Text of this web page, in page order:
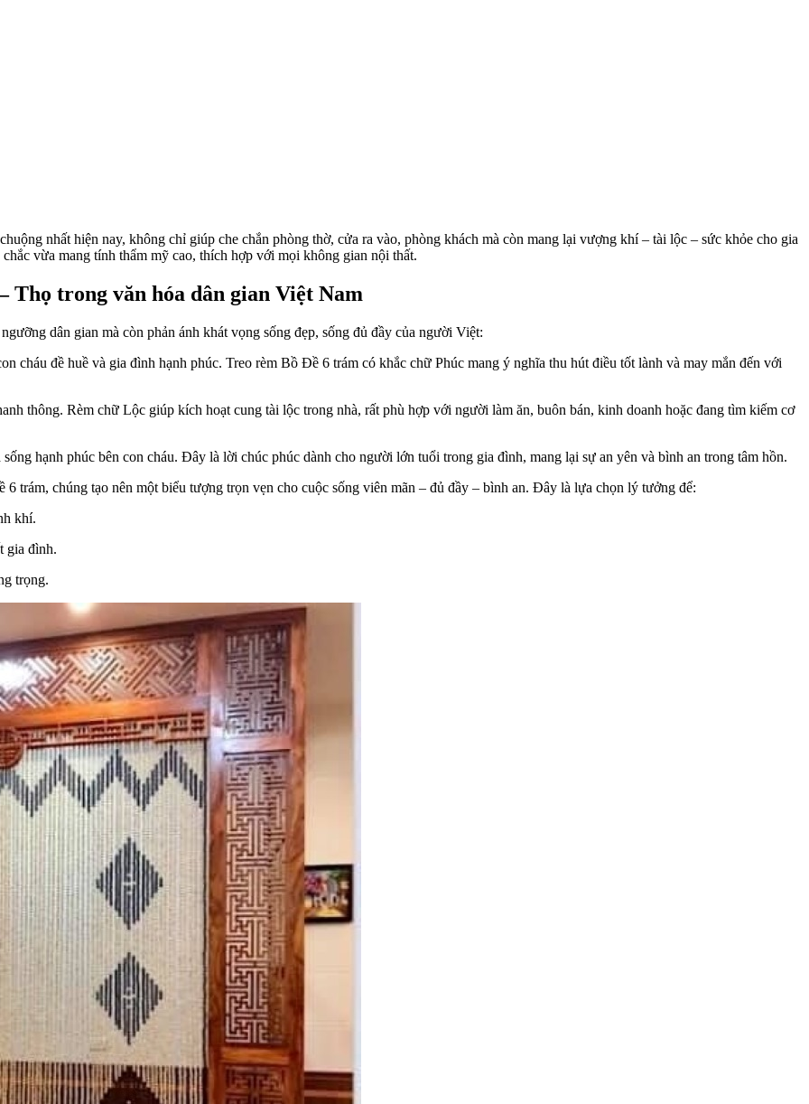
nhất hiện nay, không chỉ giúp che chắn phòng thờ, cửa ra vào, phòng khách mà còn mang lại vượng khí – tài lộc – sức khỏe cho gia
vừa mang tính thẩm mỹ cao, thích hợp với mọi không gian nội thất.
Thọ trong văn hóa dân gian Việt Nam
dân gian mà còn phản ánh khát vọng sống đẹp, sống đủ đầy của người Việt:
cháu đề huề và gia đình hạnh phúc. Treo rèm Bồ Đề 6 trám có khắc chữ Phúc mang ý nghĩa thu hút điều tốt lành và may mắn đến với
thông. Rèm chữ Lộc giúp kích hoạt cung tài lộc trong nhà, rất phù hợp với người làm ăn, buôn bán, kinh doanh hoặc đang tìm kiếm cơ
hạnh phúc bên con cháu. Đây là lời chúc phúc dành cho người lớn tuổi trong gia đình, mang lại sự an yên và bình an trong tâm hồn.
trám, chúng tạo nên một biểu tượng trọn vẹn cho cuộc sống viên mãn – đủ đầy – bình an. Đây là lựa chọn lý tưởng để:
khí.
gia đình.
trọng.